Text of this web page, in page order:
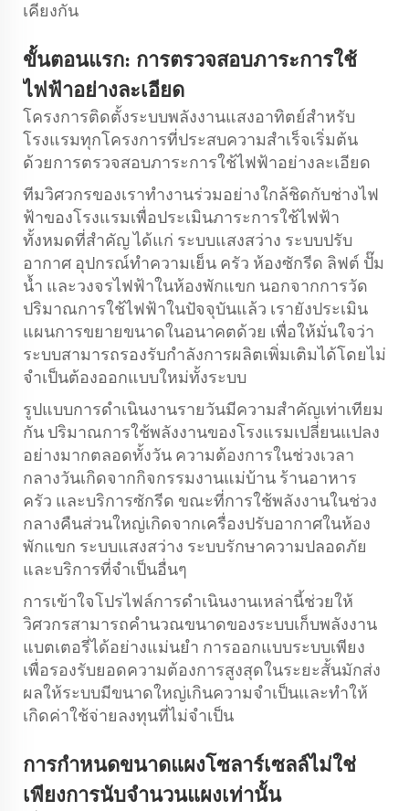
เคียงกัน
ขั้นตอนแรก: การตรวจสอบภาระการใช้
ไฟฟ้าอย่างละเอียด
โครงการติดตั้งระบบพลังงานแสงอาทิตย์สำหรับ
โรงแรมทุกโครงการที่ประสบความสำเร็จเริ่มต้น
ด้วยการตรวจสอบภาระการใช้ไฟฟ้าอย่างละเอียด
ทีมวิศวกรของเราทำงานร่วมอย่างใกล้ชิดกับช่างไฟ
ฟ้าของโรงแรมเพื่อประเมินภาระการใช้ไฟฟ้า
ทั้งหมดที่สำคัญ ได้แก่ ระบบแสงสว่าง ระบบปรับ
อากาศ อุปกรณ์ทำความเย็น ครัว ห้องซักรีด ลิฟต์ ปั๊ม
น้ำ และวงจรไฟฟ้าในห้องพักแขก นอกจากการวัด
ปริมาณการใช้ไฟฟ้าในปัจจุบันแล้ว เรายังประเมิน
แผนการขยายขนาดในอนาคตด้วย เพื่อให้มั่นใจว่า
ระบบสามารถรองรับกำลังการผลิตเพิ่มเติมได้โดยไม่
จำเป็นต้องออกแบบใหม่ทั้งระบบ
รูปแบบการดำเนินงานรายวันมีความสำคัญเท่าเทียม
กัน ปริมาณการใช้พลังงานของโรงแรมเปลี่ยนแปลง
อย่างมากตลอดทั้งวัน ความต้องการในช่วงเวลา
กลางวันเกิดจากกิจกรรมงานแม่บ้าน ร้านอาหาร
ครัว และบริการซักรีด ขณะที่การใช้พลังงานในช่วง
กลางคืนส่วนใหญ่เกิดจากเครื่องปรับอากาศในห้อง
พักแขก ระบบแสงสว่าง ระบบรักษาความปลอดภัย
และบริการที่จำเป็นอื่นๆ
การเข้าใจโปรไฟล์การดำเนินงานเหล่านี้ช่วยให้
วิศวกรสามารถคำนวณขนาดของระบบเก็บพลังงาน
แบตเตอรี่ได้อย่างแม่นยำ การออกแบบระบบเพียง
เพื่อรองรับยอดความต้องการสูงสุดในระยะสั้นมักส่ง
ผลให้ระบบมีขนาดใหญ่เกินความจำเป็นและทำให้
เกิดค่าใช้จ่ายลงทุนที่ไม่จำเป็น
การกำหนดขนาดแผงโซลาร์เซลล์ไม่ใช่
เพียงการนับจำนวนแผงเท่านั้น